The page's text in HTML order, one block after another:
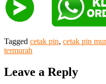
Tagged cetak pin, cetak pin
termurah
Leave a Reply